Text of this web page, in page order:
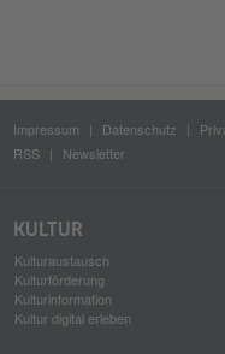
Impressum Datenschutz
RSS
Newsletter
KULTUR
Kulturaustausch
Kulturförderung
Kulturinformation
Kultur digital erleben